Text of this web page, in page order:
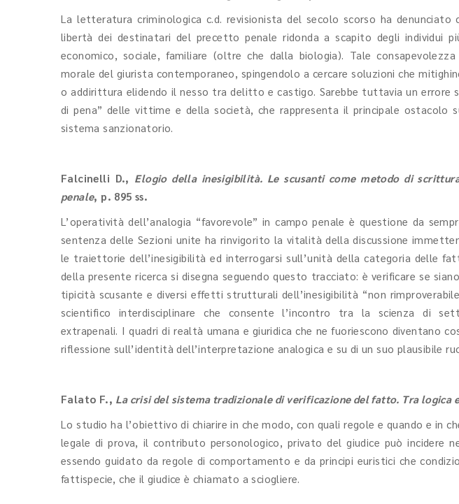
La letteratura criminologica c.d. revisionista del secolo scorso ha denunciato
libertà dei destinatari del precetto penale ridonda a scapito degli individui
economico, sociale, familiare (oltre che dalla biologia). Tale
morale del giurista contemporaneo, spingendolo a cercare soluzioni che
o addirittura elidendo il nesso tra delitto e castigo. Sarebbe tuttavia un errore
di pena” delle vittime e della società, che rappresenta il principale ostacolo
sistema sanzionatorio.
Falcinelli D., Elogio della inesigibilità. Le scusanti come metodo di
penale, p. 895 ss.
L’operatività dell’analogia “favorevole” in campo penale è questione da
sentenza delle Sezioni unite ha rinvigorito la vitalità della discussione
le traiettorie dell’inesigibilità ed interrogarsi sull’unità della categoria delle
della presente ricerca si disegna seguendo questo tracciato: è verificare se
tipicità scusante e diversi effetti strutturali dell’inesigibilità “non
scientifico interdisciplinare che consente l’incontro tra la scienza di
extrapenali. I quadri di realtà umana e giuridica che ne fuoriescono diventano
riflessione sull’identità dell’interpretazione analogica e su di un suo plausibile
Falato F., La crisi del sistema tradizionale di verificazione del fatto. Tra logica
Lo studio ha l’obiettivo di chiarire in che modo, con quali regole e quando e in
legale di prova, il contributo personologico, privato del giudice può incidere
essendo guidato da regole di comportamento e da principi euristici che
fattispecie, che il giudice è chiamato a sciogliere.